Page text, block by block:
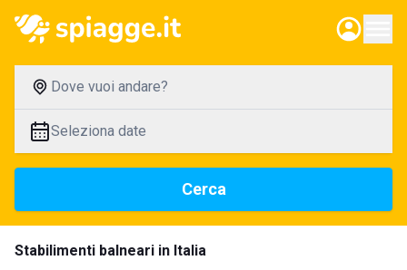
Dove vuoi andare?
Seleziona date
Cerca
Stabilimenti balneari in Italia